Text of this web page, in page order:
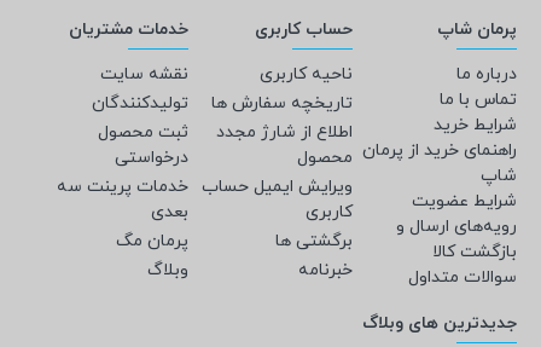
پرمان شاپ
درباره ما
تماس با ما
شرایط خرید
راهنمای خرید از پرمان
شاپ
شرایط عضویت
رویه‌های ارسال و
بازگشت کالا
سوالات متداول
حساب کاربری
ناحیه کاربری
تاریخچه سفارش ها
اطلاع از شارژ مجدد
محصول
ویرایش ایمیل حساب
کاربری
برگشتی ها
خبرنامه
خدمات مشتریان
نقشه سایت
تولیدکنندگان
ثبت محصول
درخواستی
خدمات پرینت سه
بعدی
پرمان مگ
وبلاگ
جدیدترین های وبلاگ